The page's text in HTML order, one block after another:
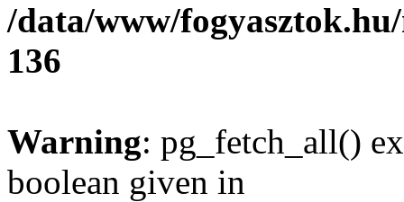
/data/www/
136
Warning: pg_fetch_all()
boolean given in